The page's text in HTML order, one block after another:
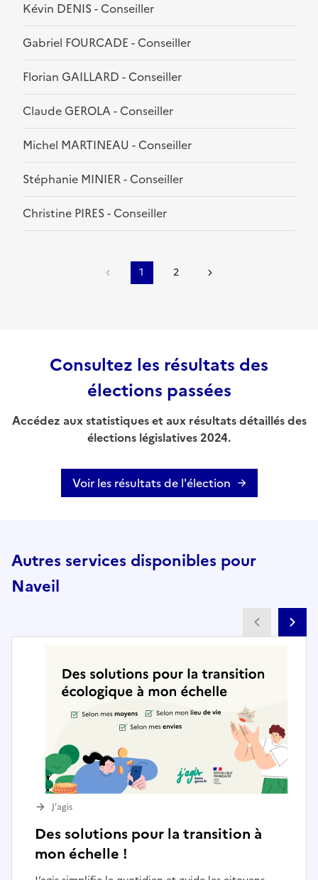
Kévin DENIS - Conseiller
Gabriel FOURCADE - Conseiller
Florian GAILLARD - Conseiller
Claude GEROLA - Conseiller
Michel MARTINEAU - Conseiller
Stéphanie MINIER - Conseiller
Christine PIRES - Conseiller
1 2
Consultez les résultats des
élections passées
Accédez aux statistiques et aux résultats détaillés des
élections législatives 2024.
Voir les résultats de l'élection
Autres services disponibles pour
Naveil
Des solutions pour la transition à
mon échelle !
J’agis